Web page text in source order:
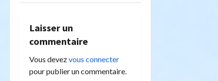
i
o
n
Laisser un
commentaire
Vous devezvous connecter
pour publier un commentaire.